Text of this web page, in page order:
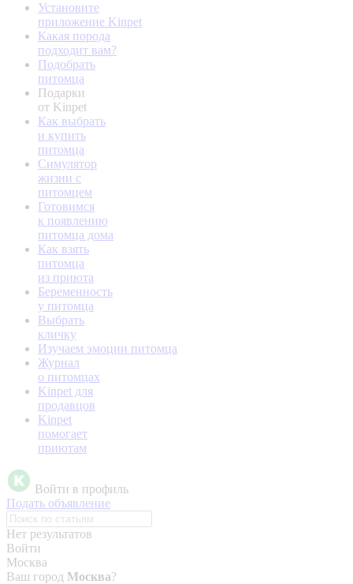
Установите
приложение Kinpet
Какая порода
подходит вам?
Подобрать
питомца
Подарки
от Kinpet
Как выбрать
и купить
питомца
Симулятор
жизни с
питомцем
Готовимся
к появлению
питомца дома
Как взять
питомца
из приюта
Беременность
у питомца
Выбрать
кличку
Изучаем эмоции питомца
Журнал
о питомцах
Kinpet для
продавцов
Kinpet
помогает
приютам
Войти в профиль
Подать объявление
Нет результатов
Войти
Москва
Ваш город Москва?